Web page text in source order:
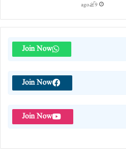
9 گھنٹے ago
Join Now
Join Now
Join Now